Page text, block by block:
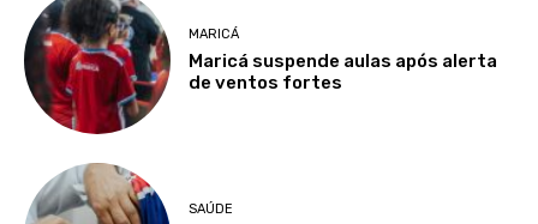
MARICÁ
Maricá suspende aulas após alerta
de ventos fortes
SAÚDE